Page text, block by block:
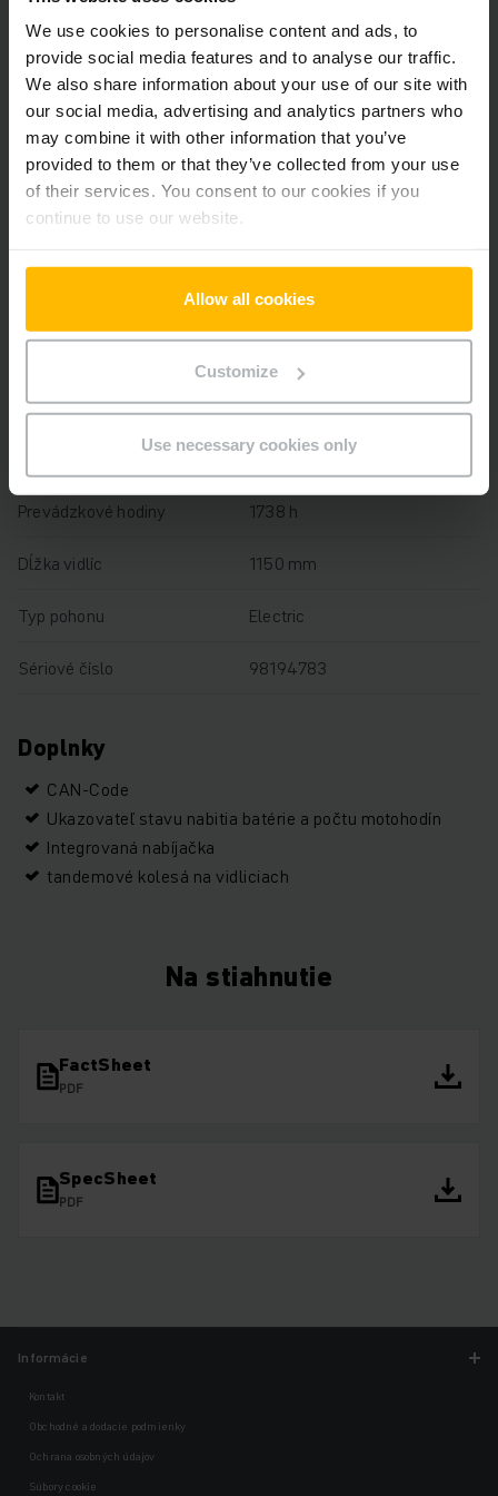
We use cookies to personalise content and ads, to
provide social media features and to analyse our traffic.
We also share information about your use of our site with
our social media, advertising and analytics partners who
may combine it with other information that you’ve
provided to them or that they’ve collected from your use
of their services. You consent to our cookies if you
continue to use our website.
Allow all cookies
Customize
Use necessary cookies only
Informácie o výrobku
Nasledujúca časť poskytuje komplexný prehľad technických
špecifikácií a vybavenia vozidla.
Lítium-iónová, 25 V / 40 Ah
Rok 2018
1400 kg
Prevádzkové hodiny 1738 h
Dĺžka vidlíc 1150 mm
Typ pohonu Electric
Sériové číslo 98194783
Doplnky
CAN-Code
Ukazovateľ stavu nabitia batérie a počtu motohodín
Integrovaná nabíjačka
tandemové kolesá na vidliciach
Na stiahnutie
FactSheet
PDF
SpecSheet
PDF
Informácie
Kontakt
Obchodné a dodacie podmienky
Ochrana osobných údajov
Súbory cookie